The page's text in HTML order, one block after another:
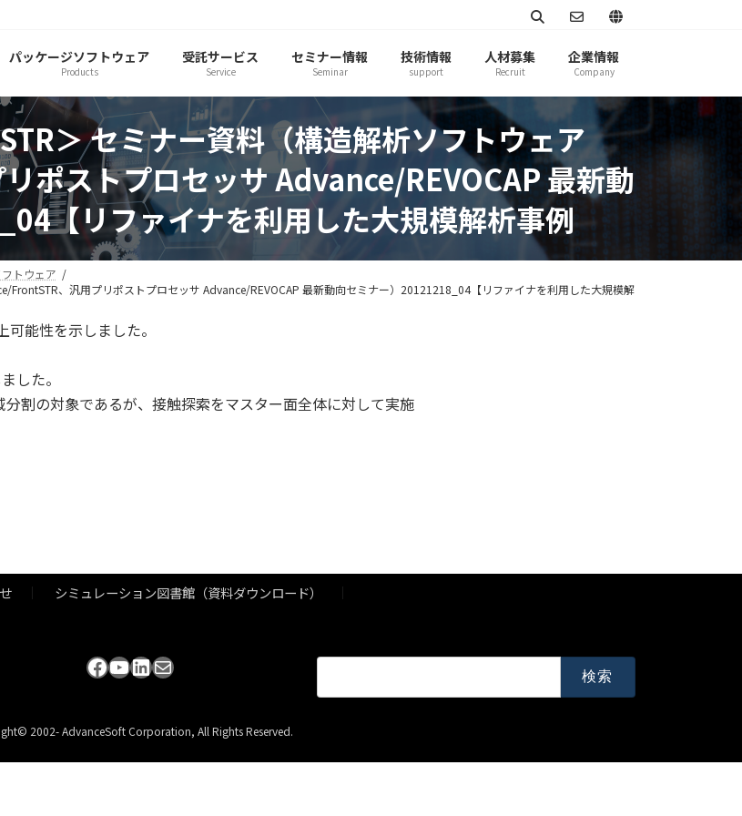
パッケージソフトウェア
Products
受託サービス
Service
セミナー情報
Seminar
技術情報
support
人材募集
Recruit
企業情報
Company
＞ セミナー資料（構造解析ソフトウェア
ポストプロセッサ Advance/REVOCAP 最新動
【リファイナを利用した大規模解析事例
トウェア
FrontSTR、汎用プリポストプロセッサ Advance/REVOCAP 最新動向セミナー）20121218_04【リファイナを利用した大規模解
能性を示しました。
した。
割の対象であるが、接触探索をマスター面全体に対して実施
シミュレーション図書館（資料ダウンロード）
Facebook
YouTube
LinkedIn
メール
検
2002- AdvanceSoft Corporation, All Rights Reserved.